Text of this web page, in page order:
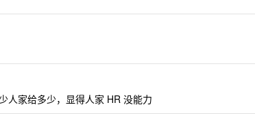
人家给多少，显得人家 HR 没能力